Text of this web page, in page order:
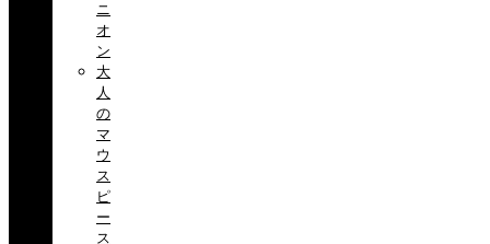
ニ
オ
ン
大
人
の
マ
ウ
ス
ピ
ー
ス